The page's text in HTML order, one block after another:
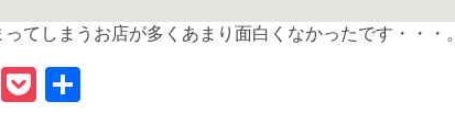
てしまうお店が多くあまり面白くなかったです・・・。
Li P